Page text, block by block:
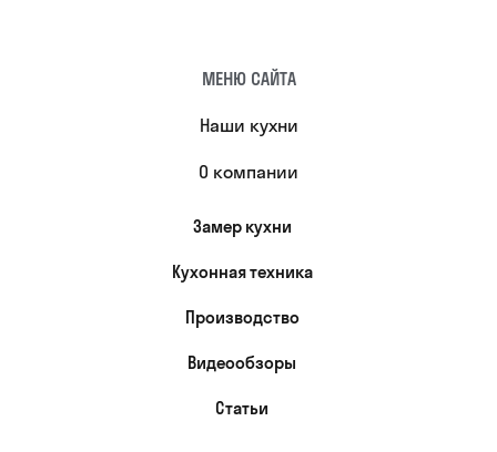
МЕНЮ САЙТА
Наши кухни
О компании
Замер кухни
Кухонная техника
Производство
Видеообзоры
Статьи